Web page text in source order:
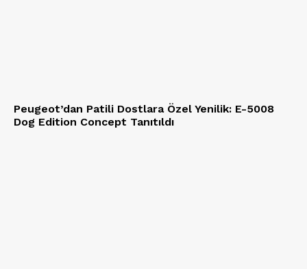
Peugeot’dan Patili Dostlara Özel Yenilik: E-5008
Dog Edition Concept Tanıtıldı